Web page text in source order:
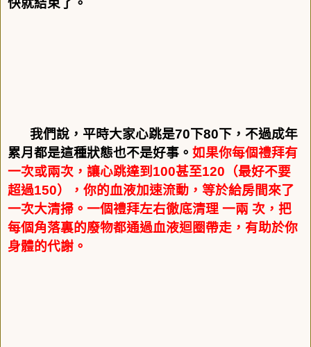
快就結束了。
我們說，平時大家心跳是70下80下，不過成年
累月都是這種狀態也不是好事。 如果你每個禮拜有
一次或兩次，讓心跳達到 100甚至120 （最好不要
超過150），你的血液加速流動，等於給房間來了
一次大清掃。一個禮拜左右徹底清理 一兩 次，把
每個角落裏的廢物都通過血液迴圈帶走，有助於你
身體的代謝。